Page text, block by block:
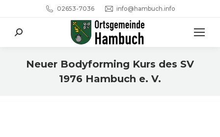
02653-7036 info@hambuch.info
Search:
Neuer Bodyforming Kurs des SV
1976 Hambuch e. V.